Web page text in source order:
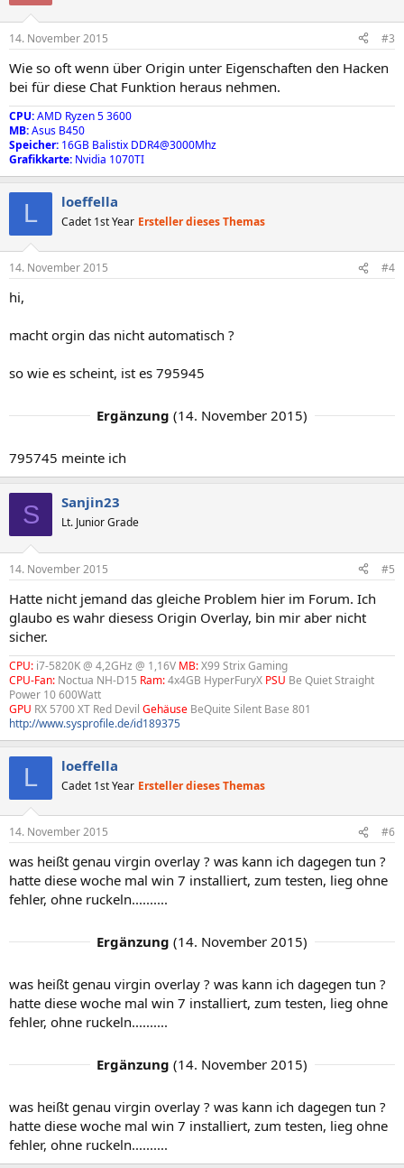
14. November 2015 #3
Wie so oft wenn über Origin unter Eigenschaften den Hacken
bei für diese Chat Funktion heraus nehmen.
CPU:AMD Ryzen 5 3600
MB:Asus B450
Speicher: 16GB Balistix DDR4@3000Mhz
Grafikkarte: Nvidia 1070TI
L loeffella
Cadet 1st Year Ersteller dieses Themas
14. November 2015 #4
hi,
macht orgin das nicht automatisch ?
so wie es scheint, ist es 795945
Ergänzung (14. November 2015)
795745 meinte ich
S Sanjin23
Lt. Junior Grade
14. November 2015 #5
Hatte nicht jemand das gleiche Problem hier im Forum. Ich
glaubo es wahr diesess Origin Overlay, bin mir aber nicht
sicher.
CPU: i7-5820K @ 4,2GHz @ 1,16V MB:X99 Strix Gaming
CPU-Fan: Noctua NH-D15 Ram:4x4GB HyperFuryX PSU Be Quiet Straight
Power 10 600Watt
GPU RX 5700 XT Red Devil Gehäuse BeQuite Silent Base 801
http://www.sysprofile.de/id189375
L loeffella
Cadet 1st Year Ersteller dieses Themas
14. November 2015 #6
was heißt genau virgin overlay ? was kann ich dagegen tun ?
hatte diese woche mal win 7 installiert, zum testen, lieg ohne
fehler, ohne ruckeln..........
Ergänzung (14. November 2015)
was heißt genau virgin overlay ? was kann ich dagegen tun ?
hatte diese woche mal win 7 installiert, zum testen, lieg ohne
fehler, ohne ruckeln..........
Ergänzung (14. November 2015)
was heißt genau virgin overlay ? was kann ich dagegen tun ?
hatte diese woche mal win 7 installiert, zum testen, lieg ohne
fehler, ohne ruckeln..........